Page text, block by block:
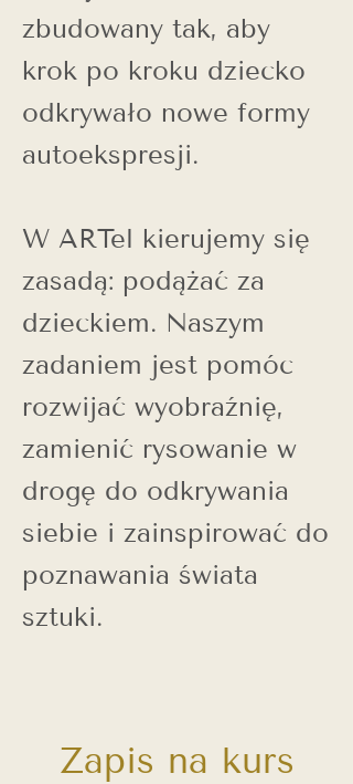
zbudowany tak, aby
krok po kroku dziecko
odkrywało nowe formy
autoekspresji.
W ARTel kierujemy się
zasadą: podążać za
dzieckiem. Naszym
zadaniem jest pomóc
rozwijać wyobraźnię,
zamienić rysowanie w
drogę do odkrywania
siebie i zainspirować do
poznawania świata
sztuki.
Zapis na kurs